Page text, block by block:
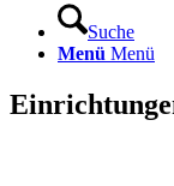
Suche
Menü Menü